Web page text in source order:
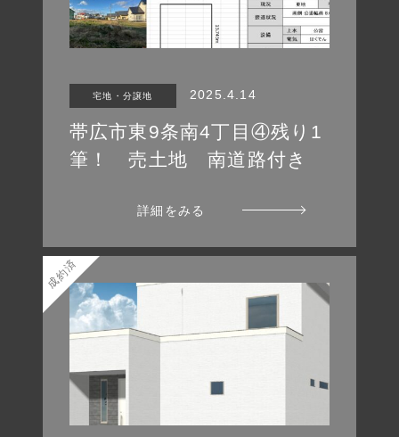
宅地・分譲地 2025.4.14
帯広市東9条南4丁目④残り1
筆！ 売土地 南道路付き
詳細をみる
成約済